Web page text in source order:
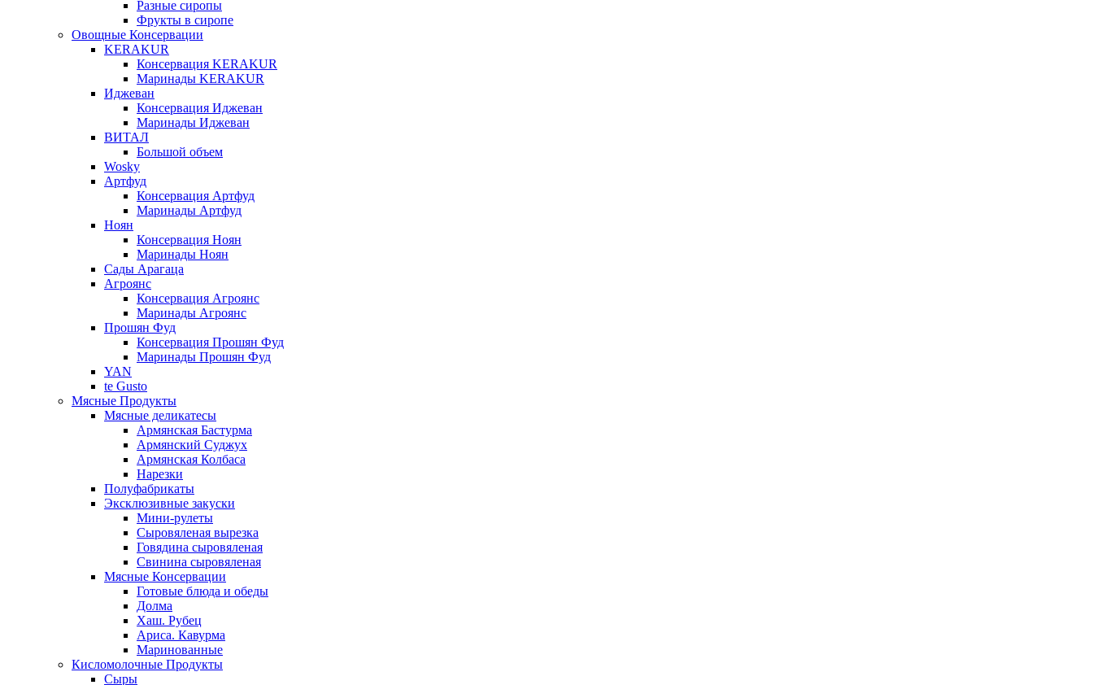
Разные сиропы
Фрукты в сиропе
Овощные Консервации
KERAKUR
Консервация KERAKUR
Маринады KERAKUR
Иджеван
Консервация Иджеван
Маринады Иджеван
ВИТАЛ
Большой объем
Wosky
Артфуд
Консервация Артфуд
Маринады Артфуд
Ноян
Консервация Ноян
Маринады Ноян
Сады Арагаца
Агроянс
Консервация Агроянс
Маринады Агроянс
Прошян Фуд
Консервация Прошян Фуд
Маринады Прошян Фуд
YAN
te Gusto
Мясные Продукты
Мясные деликатесы
Армянская Бастурма
Армянский Суджух
Армянская Колбаса
Нарезки
Полуфабрикаты
Эксклюзивные закуски
Мини-рулеты
Сыровяленая вырезка
Говядина сыровяленая
Свинина сыровяленая
Мясные Консервации
Готовые блюда и обеды
Долма
Хаш. Рубец
Ариса. Кавурма
Маринованные
Кисломолочные Продукты
Сыры